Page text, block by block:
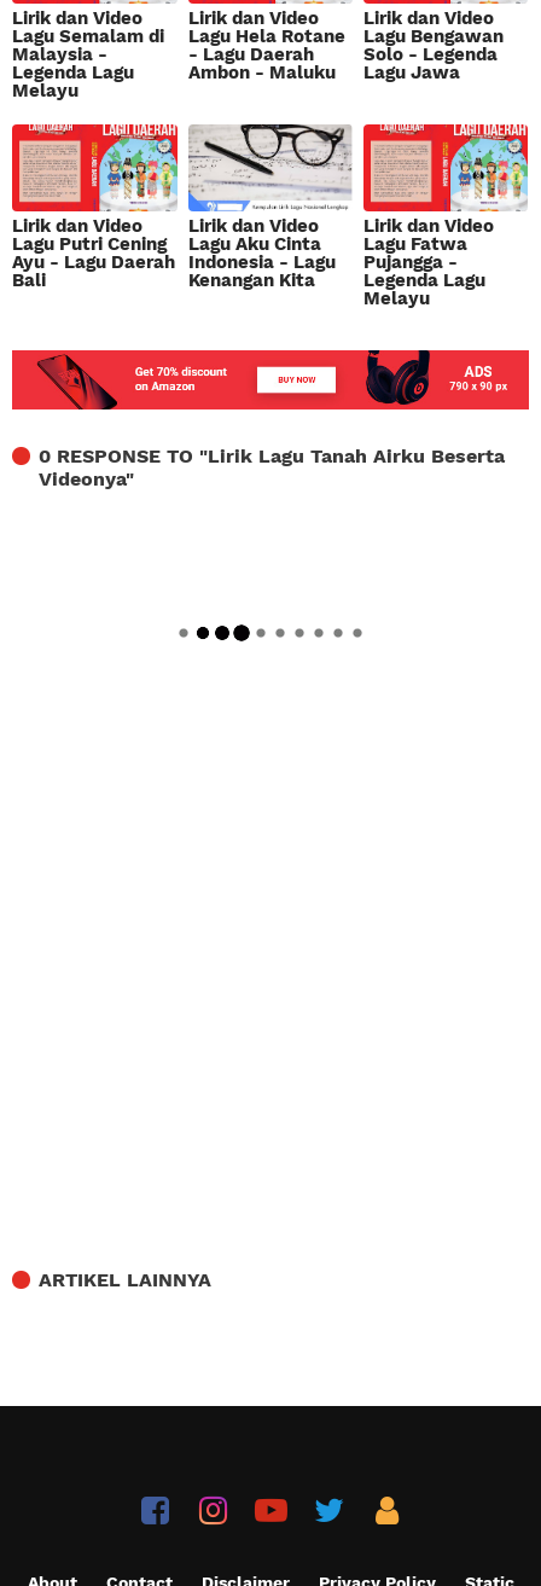
Lirik dan Video
Lagu Semalam di
Malaysia -
Legenda Lagu
Melayu
Lirik dan Video
Lagu Hela Rotane
- Lagu Daerah
Ambon - Maluku
Lirik dan Video
Lagu Bengawan
Solo - Legenda
Lagu Jawa
Lirik dan Video
Lagu Putri Cening
Ayu - Lagu Daerah
Bali
Lirik dan Video
Lagu Aku Cinta
Indonesia - Lagu
Kenangan Kita
Lirik dan Video
Lagu Fatwa
Pujangga -
Legenda Lagu
Melayu
0 RESPONSE TO "Lirik Lagu Tanah Airku Beserta
Videonya"
ARTIKEL LAINNYA
About Contact Disclaimer Privacy Policy Static